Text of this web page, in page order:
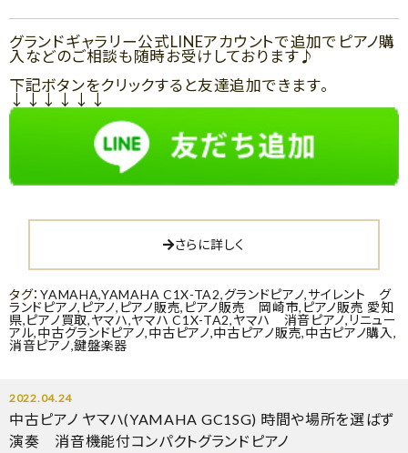
グランドギャラリー公式LINEアカウントで追加でピアノ購
入などのご相談も随時お受けしております♪
下記ボタンをクリックすると友達追加できます。
↓↓↓↓↓↓
さらに詳しく
タグ：YAMAHA,YAMAHA C1X-TA2,グランドピアノ,サイレント グ
ランドピアノ, ピアノ, ピアノ販売, ピアノ販売 岡崎市, ピアノ販売 愛知
県,ピアノ買取,ヤマハ,ヤマハ C1X-TA2,ヤマハ 消音ピアノ, リニュー
アル,中古グランドピアノ,中古ピアノ,中古ピアノ販売,中古ピアノ購入,
消音ピアノ,鍵盤楽器
2022.04.24
中古ピアノ ヤマハ(YAMAHA GC1SG) 時間や場所を選ばず
演奏 消音機能付コンパクトグランドピアノ